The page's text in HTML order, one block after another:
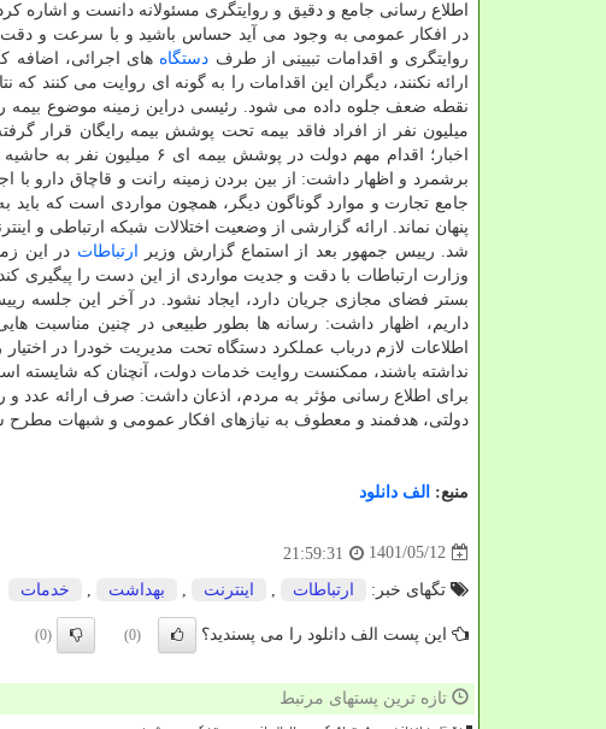
اطلاع رسانی جامع و دقیق و روایتگری مسئولانه دانست و اشاره
در افکار عمومی به وجود می آید حساس باشید و با سرعت و دقت
روایتگری و اقدامات تبیینی از طرف دستگاه های اجرائی، اضافه
ارائه نکنند، دیگران این اقدامات را به گونه ای روایت می کنند
میلیون نفر از افراد فاقد بیمه تحت پوشش بیمه رایگان قرار
اخبار؛ اقدام مهم دولت در
برشمرد و اظهار داشت: از بین بردن زمینه رانت و قاچاق دارو
جامع تجارت و موارد گوناگون دیگر، همچون مواردی است که باید
پنهان نماند. ارائه گزارشی از وضعیت اختلالات شبکه ارتباطی و
شد. رییس جمهور بعد از استماع گزارش وزیر
ارتباطات در این
وزارت ارتباطات با دقت و جدیت مواردی از این دست را پیگیری
بستر فضای مجازی جریان دارد، ایجاد نشود. در آخر این جلسه
داریم، اظهار داشت: رسانه ها بطور طبیعی در چنین مناسبت
اطلاعات لازم درباب عملکرد دستگاه تحت مدیریت خودرا در
نداشته باشند، ممکنست روایت خدمات دولت، آنچنان که شایسته
برای اطلاع رسانی مؤثر به مردم، اذعان داشت: صرف ارائه عدد و
دولتی، هدفمند و معطوف به نیازهای افکار عمومی و شبهات
منبع: الف دانلود
1401/05/12
21:59:31
تگهای خبر: ارتباطات اینترنت بهداشت خدمات
این پست الف دانلود را می پسندید؟ (0)
(0)
تازه ترین پستهای مرتبط